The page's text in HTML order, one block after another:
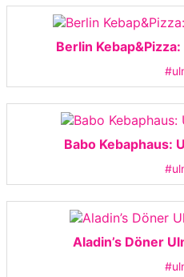
Berlin
Babo Kebaphaus:
Aladin’s Döner